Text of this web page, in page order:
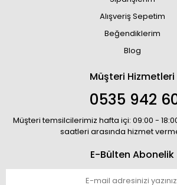
Alışveriş Sepetim
Beğendiklerim
Blog
Müşteri Hizmetleri
0535 942
Müşteri temsilcilerimiz hafta içi: 09:00 -
saatleri arasında hizmet
E-Bülten Abonelik